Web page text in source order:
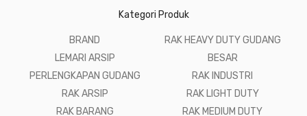
Kategori Produk
BRAND
LEMARI ARSIP
PERLENGKAPAN GUDANG
RAK ARSIP
RAK BARANG
RAK HEAVY DUTY GUDANG
BESAR
RAK INDUSTRI
RAK LIGHT DUTY
RAK MEDIUM DUTY